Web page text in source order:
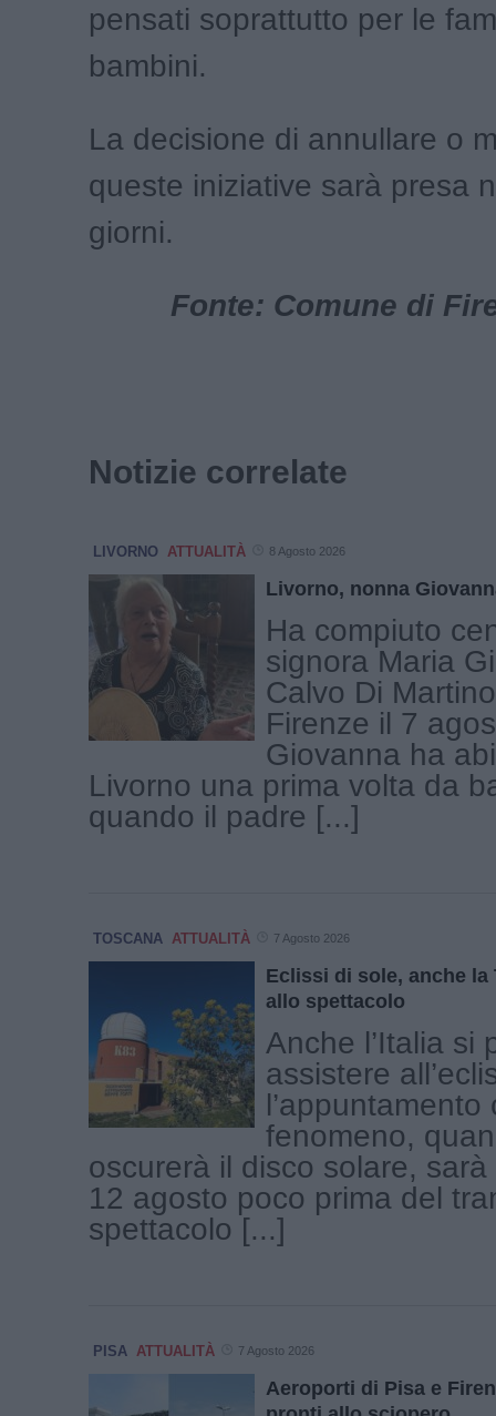
pensati soprattutto per le
bambini.
La decisione di annullare o
queste iniziative sarà presa
giorni.
Fonte: Comune di
Notizie correlate
LIVORNO ATTUALITÀ 8 Agosto 2026
Livorno, nonna
Ha compiuto
signora Maria
Calvo Di
Firenze il 7
Giovanna ha
Livorno una prima volta da
quando il padre [...]
TOSCANA ATTUALITÀ 7 Agosto 2026
Eclissi di sole, anche la
allo spettacolo
Anche l’Italia si
assistere
l’appuntamento
fenomeno,
oscurerà il disco solare,
12 agosto poco prima del
spettacolo [...]
PISA ATTUALITÀ 7 Agosto 2026
Aeroporti di Pisa e